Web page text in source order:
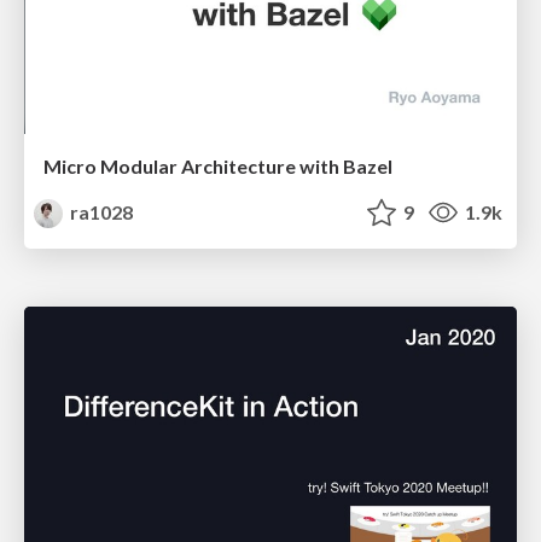
Micro Modular Architecture with Bazel
ra1028
9 1.9k